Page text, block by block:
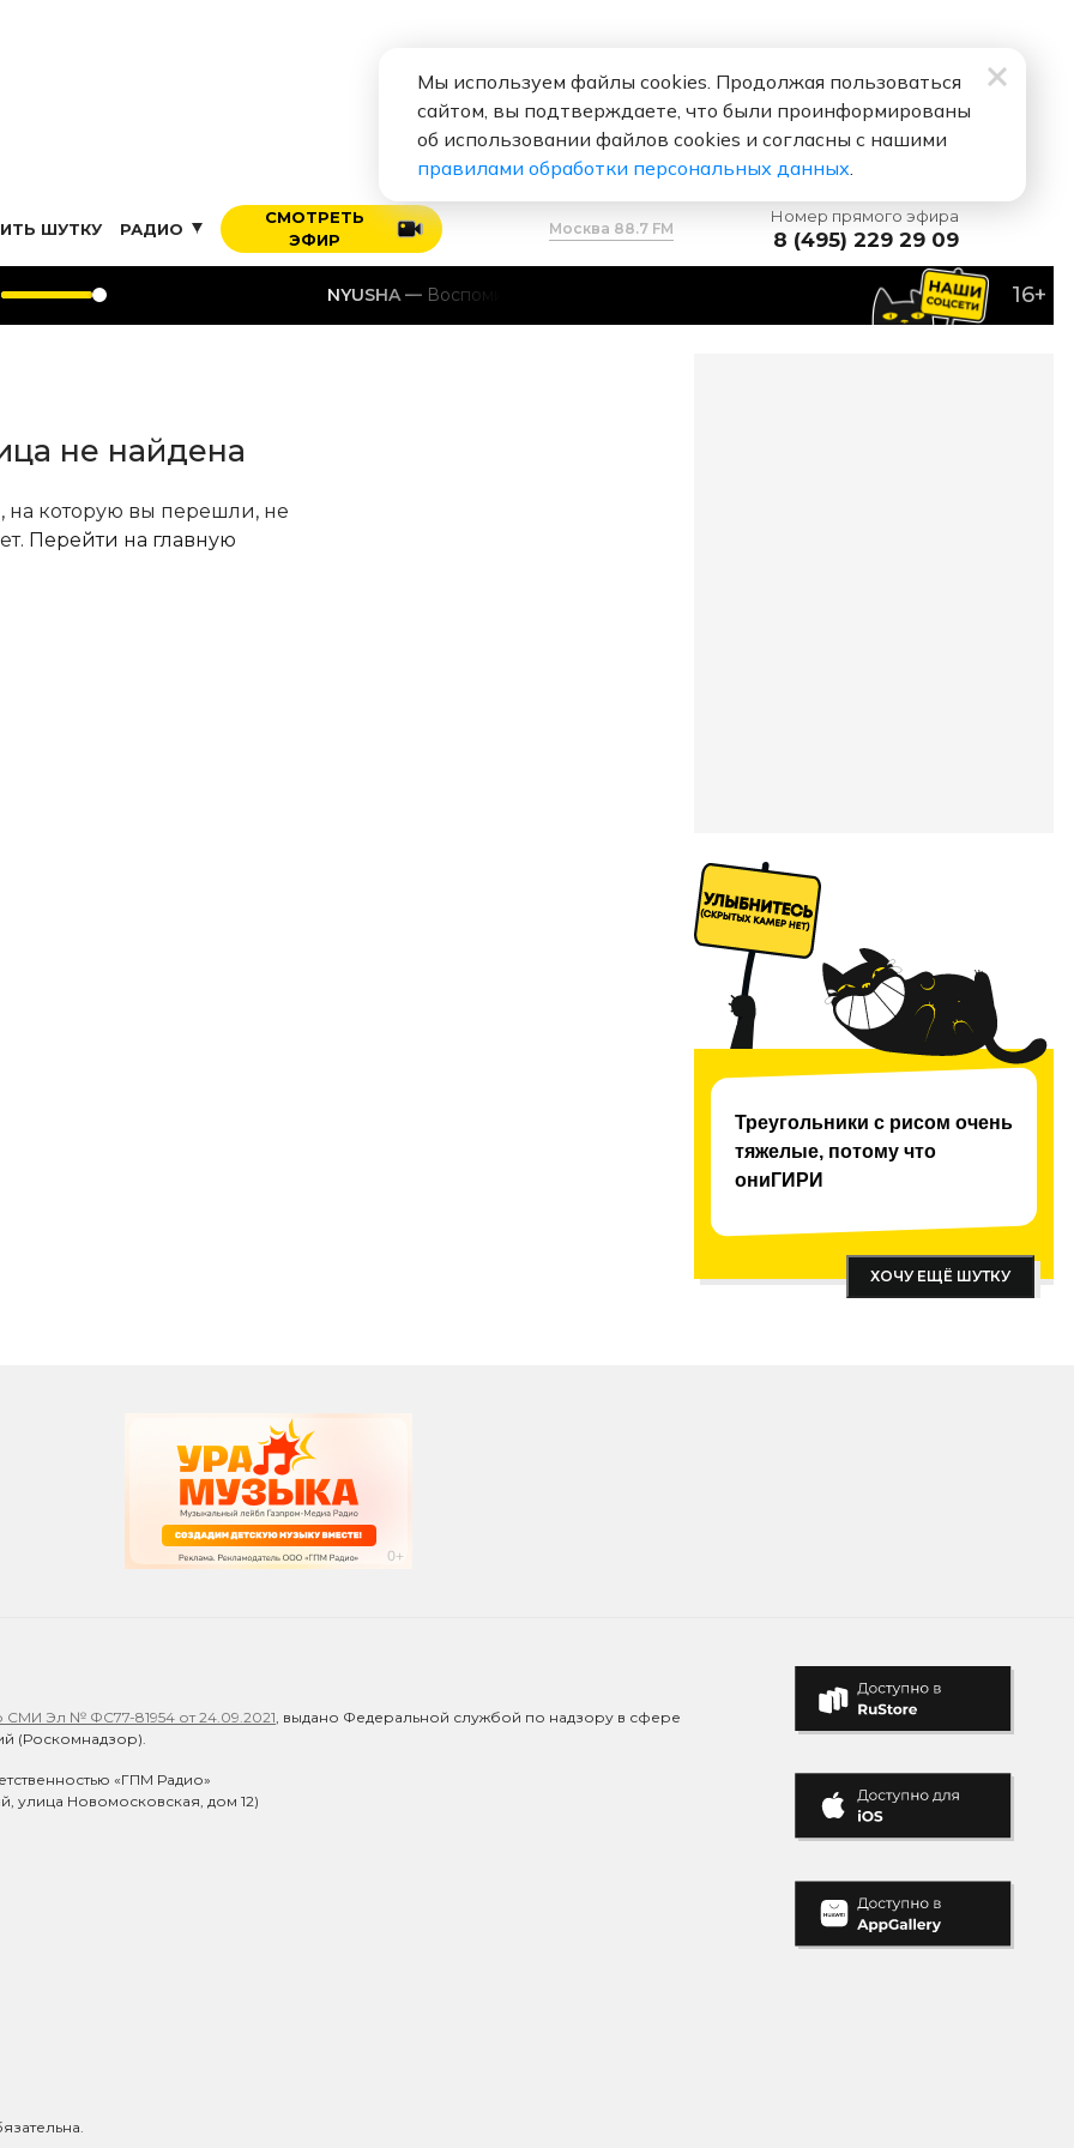
ШУТКУ РАДИО
СМОТРЕТЬ
ЭФИР
Москва 88.7 FM
Номер прямого эфира
8 (495) 229 29 09
NYUSHA Воспоминание 16+
не найдена
на которую вы перешли, не
Перейти на главную
Треугольники с рисом очень
тяжелые, потому что
ониГИРИ
ХОЧУ ЕЩЁ ШУТКУ
Эл № ФС77-81954 от 24.09.2021, выдано Федеральной службой по надзору в сфере
(Роскомнадзор).
«ГПМ Радио»
улица Новомосковская, дом 12)
Мы используем файлы cookies. Продолжая пользоваться
сайтом, вы подтверждаете, что были проинформированы
об использовании файлов cookies и согласны с нашими
правилами обработки персональных данных.